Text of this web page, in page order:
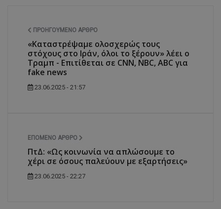
ΠΡΟΗΓΟΎΜΕΝΟ ΆΡΘΡΟ
«Καταστρέψαμε ολοσχερώς τους
στόχους στο Ιράν, όλοι το ξέρουν» λέει ο
Τραμπ - Επιτίθεται σε CNN, NBC, ABC για
fake news
23.06.2025 - 21:57
ΕΠΌΜΕΝΟ ΆΡΘΡΟ
ΠτΔ: «Ως κοινωνία να απλώσουμε το
χέρι σε όσους παλεύουν με εξαρτήσεις»
23.06.2025 - 22:27